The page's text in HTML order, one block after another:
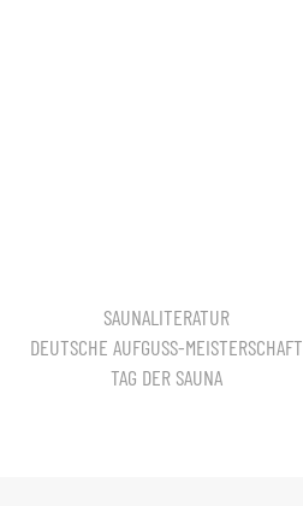
SAUNALITERATUR
DEUTSCHE AUFGUSS-MEISTERSCHAFT
TAG DER SAUNA